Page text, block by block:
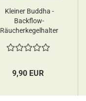
Kleiner Buddha -
Backflow-
Räucherkegelhalter
9,90 EUR